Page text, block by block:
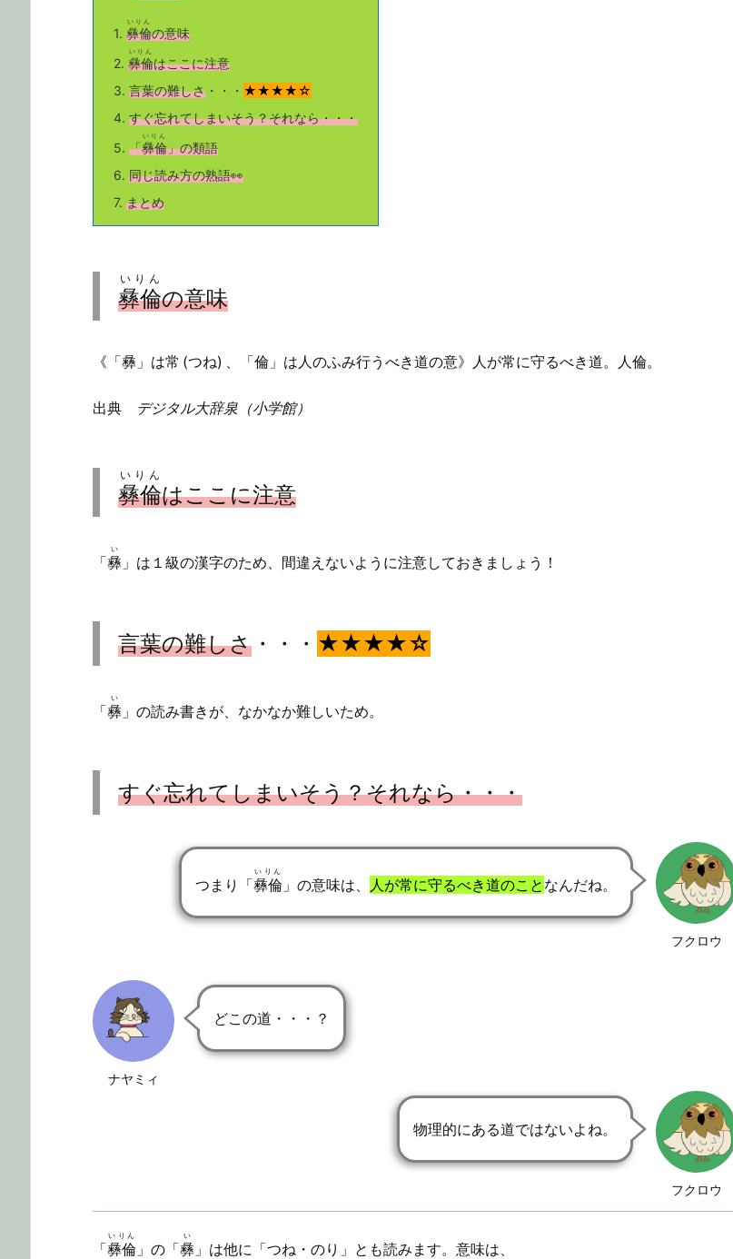
1. 彝倫
いりん
の意味
2. 彝倫
いりん
はここに注意
3. 言葉の難しさ ・・・ ★★★★☆
4. すぐ忘れてしまいそう？それなら・・・
5. 「彝倫
いりん
」の類語
6. 同じ読み方の熟語👀
7. まとめ
彝倫
いりん
の意味
《「彝」は常 (つね) 、「倫」は人のふみ行うべき道の意》人が常に守るべき道。人倫。
出典 デジタル大辞泉（小学館）
彝倫
いりん
はここに注意
「彝
い
」は１級の漢字のため、間違えないように注意しておきましょう！
言葉の難しさ ・・・ ★★★★☆
「彝
い
」の読み書きが、なかなか難しいため。
すぐ忘れてしまいそう？それなら・・・
フクロウ
つまり「彝倫
いりん
」の意味は、 人が常に守るべき道のこと なんだね。
ナヤミィ
どこの道・・・？
フクロウ
物理的にある道ではないよね。
「彝倫
いりん
」の「彝
い
」は他に「つね・のり」とも読みます。意味は、